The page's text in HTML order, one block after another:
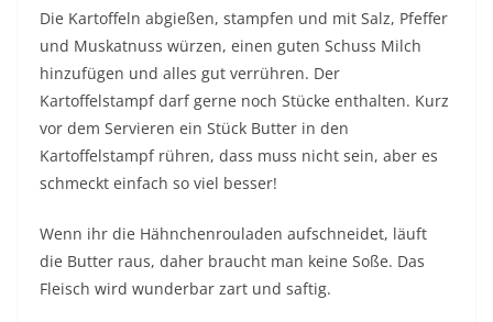
Die Kartoffeln abgießen, stampfen und mit Salz, Pfeffer
und Muskatnuss würzen, einen guten Schuss Milch
hinzufügen und alles gut verrühren. Der
Kartoffelstampf darf gerne noch Stücke enthalten. Kurz
vor dem Servieren ein Stück Butter in den
Kartoffelstampf rühren, dass muss nicht sein, aber es
schmeckt einfach so viel besser!
Wenn ihr die Hähnchenrouladen aufschneidet, läuft
die Butter raus, daher braucht man keine Soße. Das
Fleisch wird wunderbar zart und saftig.